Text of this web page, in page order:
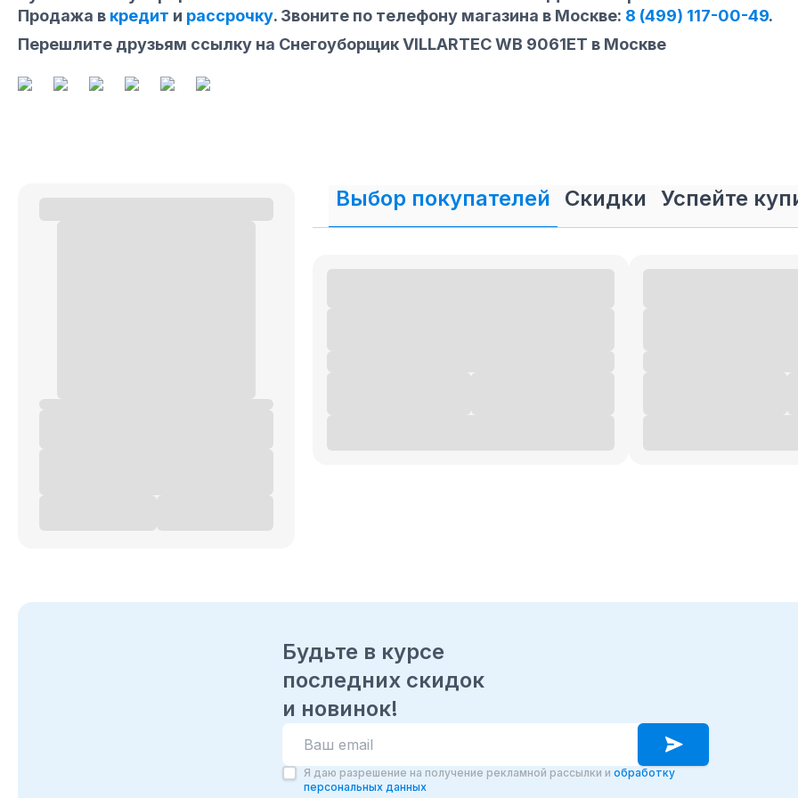
Продажа в кредит и рассрочку. Звоните по телефону магазина в Москве: 8 (499) 117-00-49.
Перешлите друзьям ссылку на Снегоуборщик VILLARTEC WB 9061ET в Москве
Выбор покупателей Скидки Успейте
Будьте в курсе
последних скидок
и новинок!
Я даю разрешение на получение рекламной рассылки и обработку
персональных данных